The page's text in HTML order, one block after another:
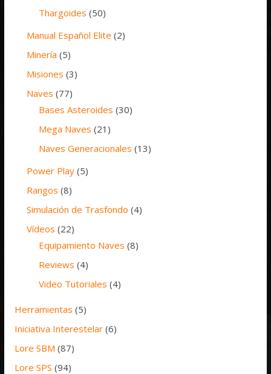
Thargoides (50)
Manual Español Elite (2)
Minería (5)
Misiones (3)
Naves (77)
Bases Asteroides (30)
Mega Naves (21)
Naves Generacionales (13)
Power Play (5)
Rangos (8)
Simulación de Trasfondo (4)
Vídeos (22)
Equipamiento Naves (8)
Reviews (4)
Video Tutoriales (4)
Herramientas (5)
Iniciativa Interestelar (6)
Lore SBM (87)
Lore SPS (94)